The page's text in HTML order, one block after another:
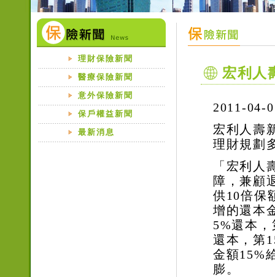
理財保險新聞
醫療保險新聞
意外保險新聞
保戶權益新聞
最新消息
宏利人
2011-04-
宏利人壽
理財規劃
「宏利人
障，兼顧
供10倍保
增的還本
5%還本，
還本，第
金額15%
膨。